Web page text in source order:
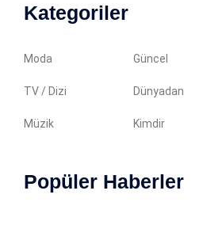
Kategoriler
Moda Güncel
TV / Dizi Dünyadan
Müzik Kimdir
Popüler Haberler